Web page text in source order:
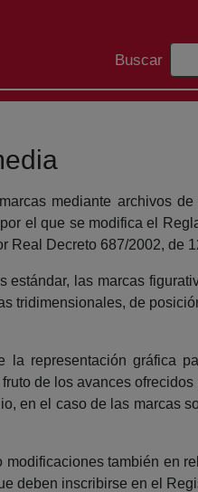
Barra de
Buscar
mediante archivos
el que se modifica el
Real Decreto 687/2002, de
estándar, las marcas
tridimensionales, de
representación gráfica
de los avances
en el caso de las marcas
también en
deben inscribirse en el